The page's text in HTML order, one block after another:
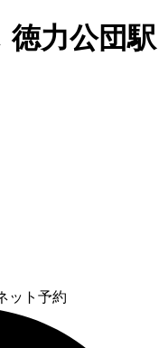
徳力公団駅
ット予約